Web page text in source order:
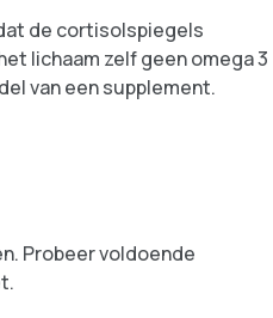
de cortisolspiegels
lichaam zelf geen omega 3
van een supplement.
Probeer voldoende